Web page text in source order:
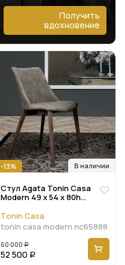
Получить
вдохновение
В наличии
-13%
Стул Agata Tonin Casa
Modern 49 x 54 x 80h
Tonin Casa
tonin casa modern nc65888
60 000 Р
52 500 Р